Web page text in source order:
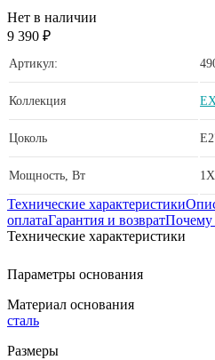
Нет в наличии
9 390 ₽
Артикул:
Коллекция
Цоколь
Мощность, Вт
Технические характеристики
оплатаГарантия и возврат
Технические характеристики
Параметры основания
Материал основания
сталь
Размеры